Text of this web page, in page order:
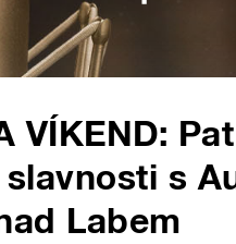
VÍKEND:
s
Labem